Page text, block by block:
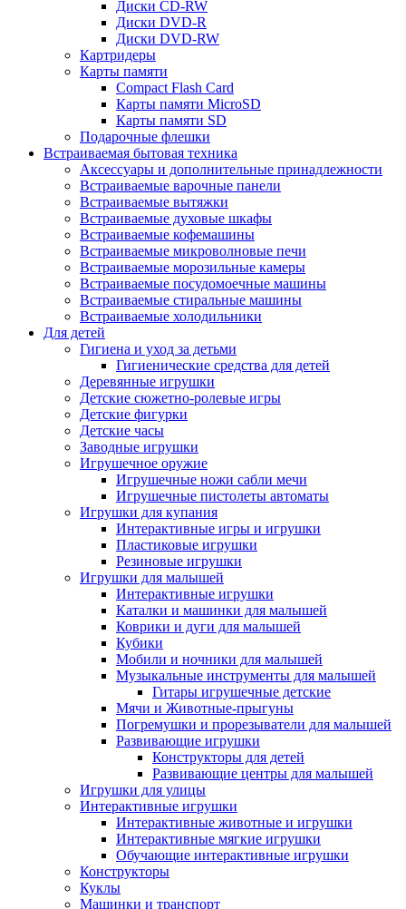
Диски CD-RW
Диски DVD-R
Диски DVD-RW
Картридеры
Карты памяти
Compact Flash Card
Карты памяти MicroSD
Карты памяти SD
Подарочные флешки
Встраиваемая бытовая техника
Аксессуары и дополнительные принадлежности
Встраиваемые варочные панели
Встраиваемые вытяжки
Встраиваемые духовые шкафы
Встраиваемые кофемашины
Встраиваемые микроволновые печи
Встраиваемые морозильные камеры
Встраиваемые посудомоечные машины
Встраиваемые стиральные машины
Встраиваемые холодильники
Для детей
Гигиена и уход за детьми
Гигиенические средства для детей
Деревянные игрушки
Детские сюжетно-ролевые игры
Детские фигурки
Детские часы
Заводные игрушки
Игрушечное оружие
Игрушечные ножи сабли мечи
Игрушечные пистолеты автоматы
Игрушки для купания
Интерактивные игры и игрушки
Пластиковые игрушки
Резиновые игрушки
Игрушки для малышей
Интерактивные игрушки
Каталки и машинки для малышей
Коврики и дуги для малышей
Кубики
Мобили и ночники для малышей
Музыкальные инструменты для малышей
Гитары игрушечные детские
Мячи и Животные-прыгуны
Погремушки и прорезыватели для малышей
Развивающие игрушки
Конструкторы для детей
Развивающие центры для малышей
Игрушки для улицы
Интерактивные игрушки
Интерактивные животные и игрушки
Интерактивные мягкие игрушки
Обучающие интерактивные игрушки
Конструкторы
Куклы
Машинки и транспорт